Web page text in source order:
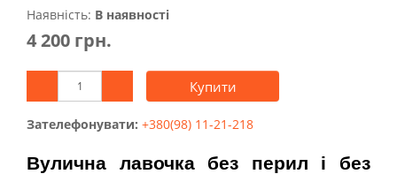
Наявність: В наявності
4 200 грн.
Купити
Зателефонувати: +380(98) 11-21-218
Вулична лавочка без перил і без